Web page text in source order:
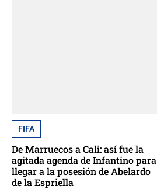
FIFA
De Marruecos a Cali: así fue la
agitada agenda de Infantino para
llegar a la posesión de Abelardo
de la Espriella